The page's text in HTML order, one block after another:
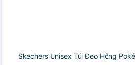
Skechers Unisex Túi Đeo Hông